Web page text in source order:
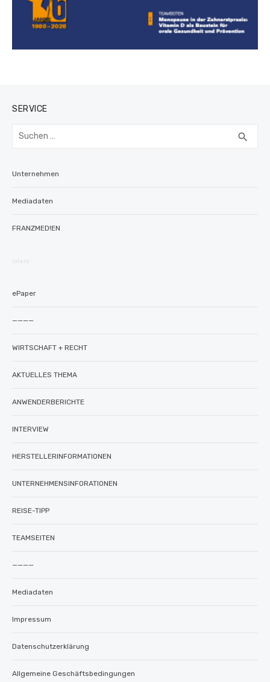
SERVICE
Suchen
search
Unternehmen
Mediadaten
FRANZMED!EN
intern
ePaper
————
WIRTSCHAFT + RECHT
AKTUELLES THEMA
ANWENDERBERICHTE
INTERVIEW
HERSTELLERINFORMATIONEN
UNTERNEHMENSINFORATIONEN
REISE-TIPP
TEAMSEITEN
————
Mediadaten
Impressum
Datenschutzerklärung
Allgemeine Geschäftsbedingungen